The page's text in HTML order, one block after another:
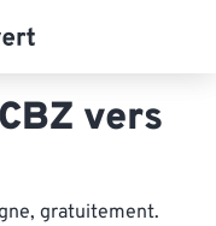
vers
gratuitement.